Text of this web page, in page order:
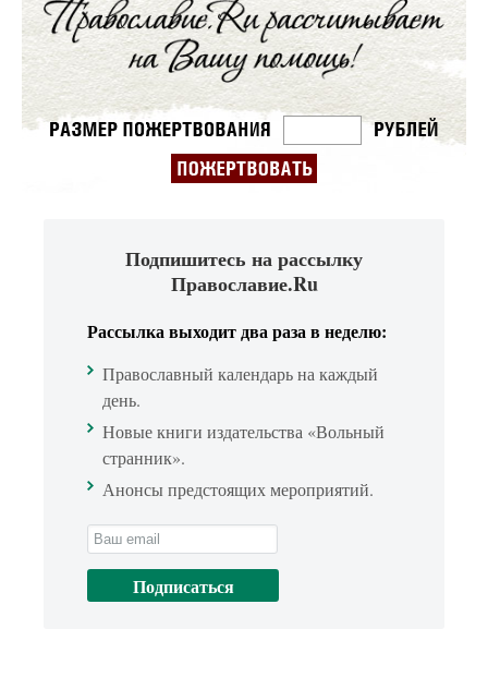
Подпишитесь на рассылку
Православие.Ru
Рассылка выходит два раза в неделю:
Православный календарь на каждый
день.
Новые книги издательства «Вольный
странник».
Анонсы предстоящих мероприятий.